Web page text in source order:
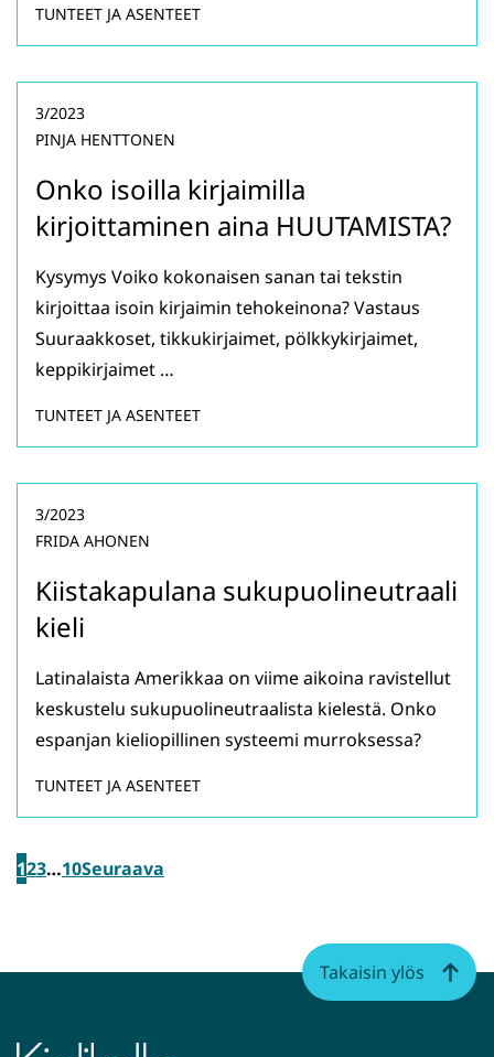
TUNTEET JA ASENTEET
Onko isoilla kirjaimilla
kirjoittaminen aina HUUTAMISTA?
3/2023
PINJA HENTTONEN
Kysymys Voiko kokonaisen sanan tai tekstin
kirjoittaa isoin kirjaimin tehokeinona? Vastaus
Suuraakkoset, tikkukirjaimet, pölkkykirjaimet,
keppikirjaimet …
TUNTEET JA ASENTEET
Kiistakapulana sukupuolineutraali
kieli
3/2023
FRIDA AHONEN
Latinalaista Amerikkaa on viime aikoina ravistellut
keskustelu sukupuolineutraalista kielestä. Onko
espanjan kieliopillinen systeemi murroksessa?
TUNTEET JA ASENTEET
123…10Seuraava
Takaisin ylös